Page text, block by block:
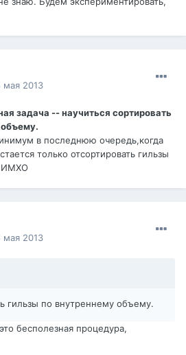
мая 2013
задача -- научиться сортировать
в последнюю очередь,когда
только отсортировать гильзы
мая 2013
гильзы по внутреннему объему.
бесполезная процедура,